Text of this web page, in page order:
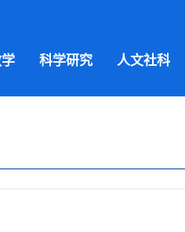
科学研究 人文社科